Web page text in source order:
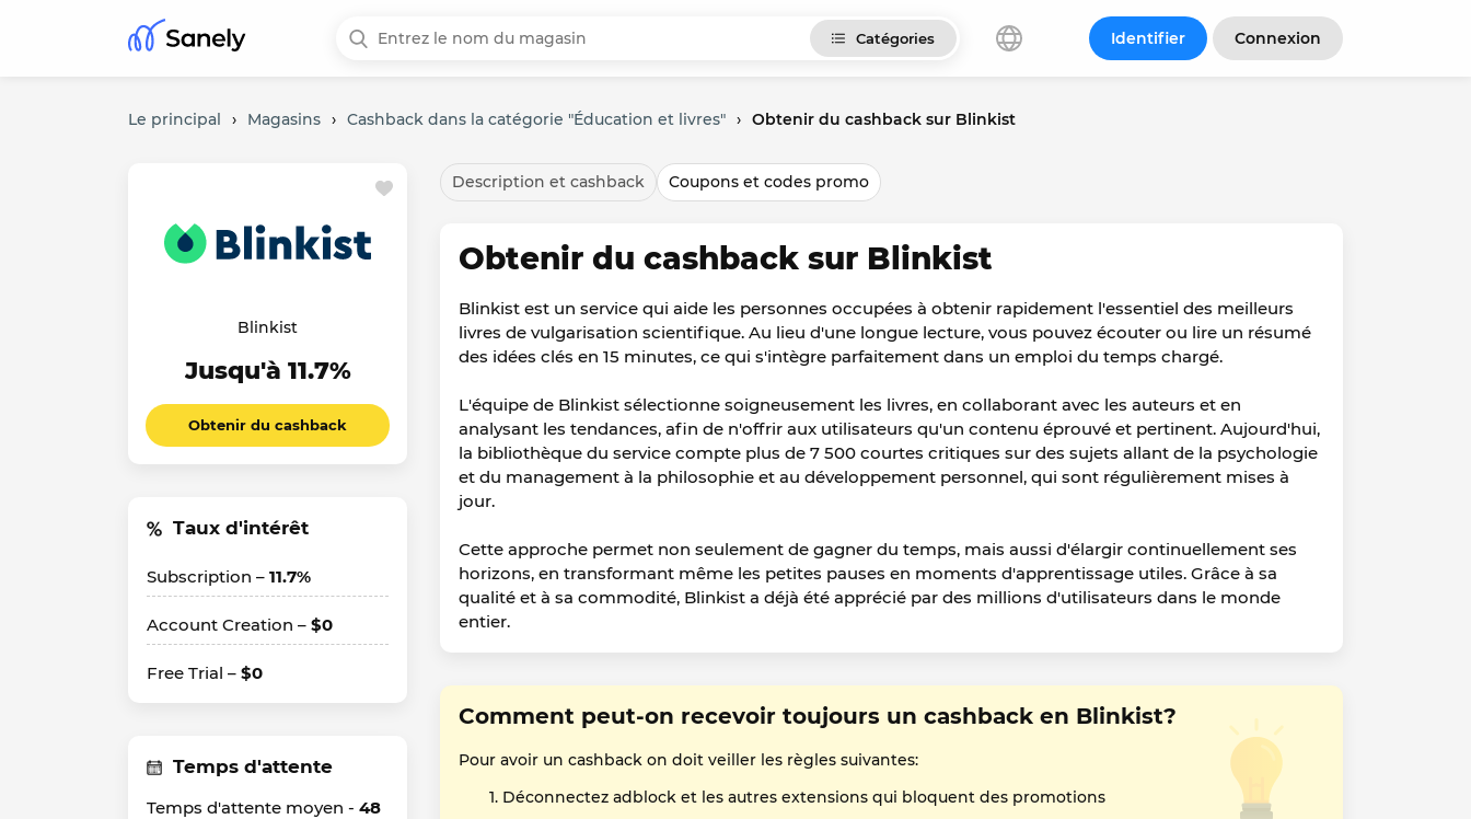
Catégories Identifier Connexion
Le principal › Magasins › Cashback dans la catégorie "Éducation et livres" › Obtenir du cashback sur Blinkist
Blinkist
Jusqu'à 11.7%
Obtenir du cashback
Taux d'intérêt
Subscription – 11.7%
Account Creation – $0
Free Trial – $0
Temps d'attente
Temps d'attente moyen - 48
Description et cashback Coupons et codes promo
Obtenir du cashback sur Blinkist
Blinkist est un service qui aide les personnes occupées à obtenir rapidement l'essentiel des meilleurs
livres de vulgarisation scientifique. Au lieu d'une longue lecture, vous pouvez écouter ou lire un résumé
des idées clés en 15 minutes, ce qui s'intègre parfaitement dans un emploi du temps chargé.
L'équipe de Blinkist sélectionne soigneusement les livres, en collaborant avec les auteurs et en
analysant les tendances, afin de n'offrir aux utilisateurs qu'un contenu éprouvé et pertinent. Aujourd'hui,
la bibliothèque du service compte plus de 7 500 courtes critiques sur des sujets allant de la psychologie
et du management à la philosophie et au développement personnel, qui sont régulièrement mises à
jour.
Cette approche permet non seulement de gagner du temps, mais aussi d'élargir continuellement ses
horizons, en transformant même les petites pauses en moments d'apprentissage utiles. Grâce à sa
qualité et à sa commodité, Blinkist a déjà été apprécié par des millions d'utilisateurs dans le monde
entier.
Comment peut-on recevoir toujours un cashback en Blinkist?
Pour avoir un cashback on doit veiller les règles suivantes:
Déconnectez adblock et les autres extensions qui bloquent des promotions